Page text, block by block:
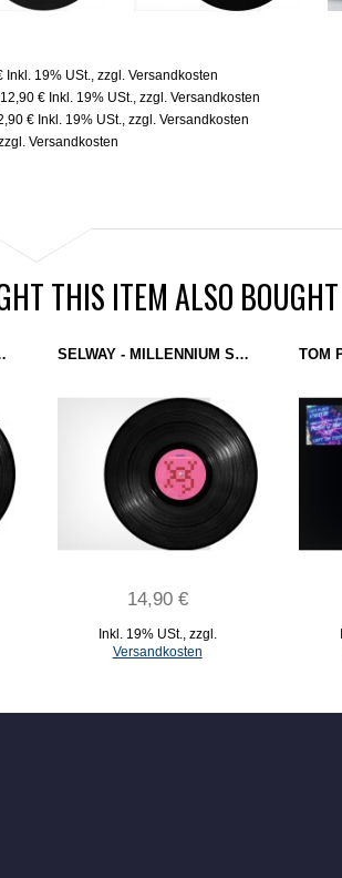
Inkl. 19% USt. ,zzgl.Versandkosten
12,90 € Inkl. 19% USt. ,zzgl.Versandkosten
€ Inkl. 19% USt. ,zzgl.Versandkosten
Versandkosten
THIS ITEM ALSO BOUGHT
IS PAULA) 12'' SELWAY - MILLENNIUM SOUND REMIXES (SEROTONIN) 12''
14,90 €
Inkl. 19% USt., zzgl.
Versandkosten